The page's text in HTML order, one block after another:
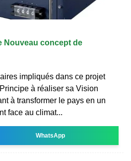
Nouveau concept de
impliqués dans ce projet
à réaliser sa Vision
à transformer le pays en un
face au climat...
WhatsApp